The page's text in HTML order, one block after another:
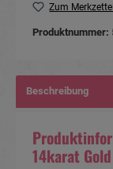
Zum
Produktnummer:
Beschreibung
14karat